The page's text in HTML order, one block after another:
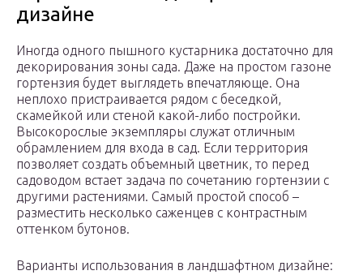
дизайне
Иногда одного пышного кустарника достаточно для
декорирования зоны сада. Даже на простом газоне
гортензия будет выглядеть впечатляюще. Она
неплохо пристраивается рядом с беседкой,
скамейкой или стеной какой-либо постройки.
Высокорослые экземпляры служат отличным
обрамлением для входа в сад. Если территория
позволяет создать объемный цветник, то перед
садоводом встает задача по сочетанию гортензии с
другими растениями. Самый простой способ –
разместить несколько саженцев с контрастным
оттенком бутонов.
Варианты использования в ландшафтном дизайне: